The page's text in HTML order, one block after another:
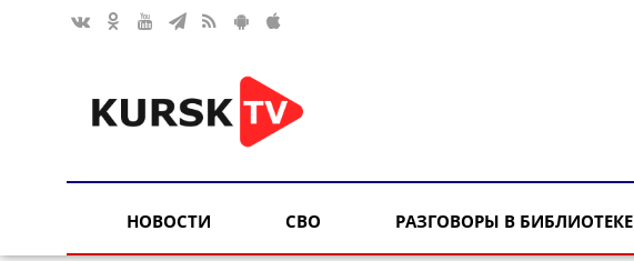
НОВОСТИ СВО РАЗГОВОРЫ В БИБЛИОТЕКЕ